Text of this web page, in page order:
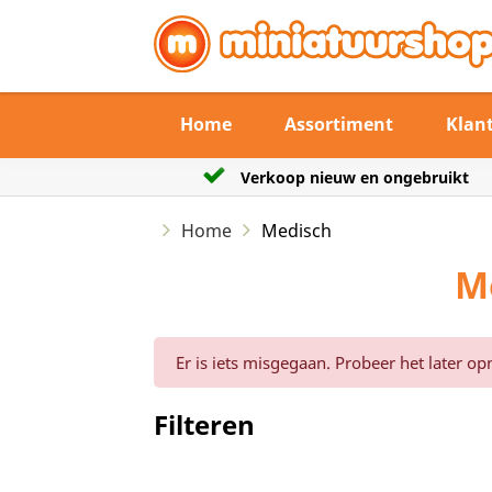
Home Assortiment
nieuw en ongebruikt De
Home Medisch
Er is iets misgegaan. Probeer het later
Filteren